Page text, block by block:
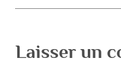
Laisser un